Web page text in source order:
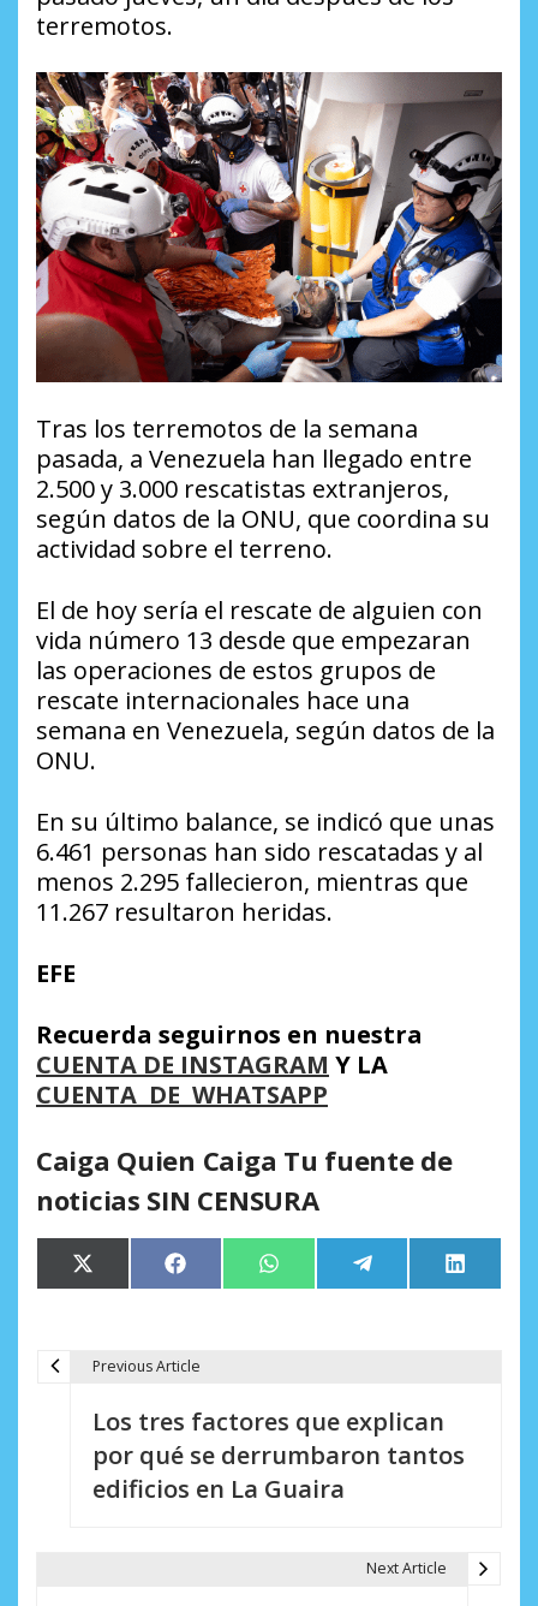
terremotos.
Tras los terremotos de la semana
pasada, a Venezuela han llegado entre
2.500 y 3.000 rescatistas extranjeros,
según datos de la ONU, que coordina su
actividad sobre el terreno.
El de hoy sería el rescate de alguien con
vida número 13 desde que empezaran
las operaciones de estos grupos de
rescate internacionales hace una
semana en Venezuela, según datos de la
ONU.
En su último balance, se indicó que unas
6.461 personas han sido rescatadas y al
menos 2.295 fallecieron, mientras que
11.267 resultaron heridas.
EFE
Recuerda seguirnos en nuestra
CUENTA DE INSTAGRAM Y LA
CUENTA DE WHATSAPP
Caiga Quien Caiga Tu fuente de
noticias SIN CENSURA
Compartir
en
X
(Twitter)
Compartir
en
Facebook Compartir
en
WhatsApp Compartir
en
Telegram
en
LinkedIn
Previous Article
Los tres factores que explican
por qué se derrumbaron tantos
edificios en La Guaira
Next Article